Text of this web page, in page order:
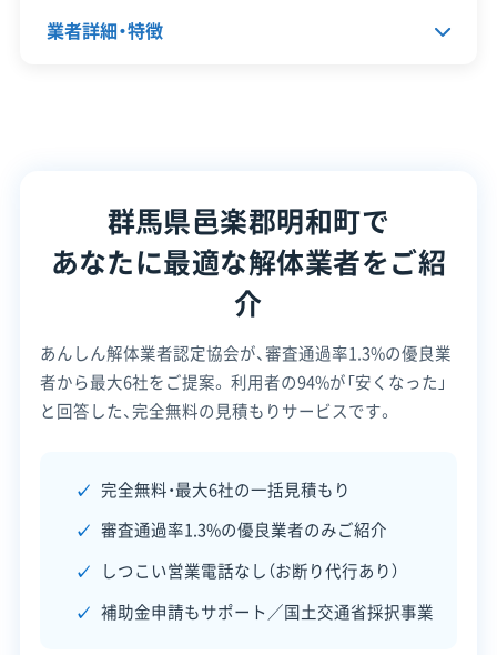
トを組むことができます。
市街地が抱える空き家問題という、
二つの側面を理解することが大切
です。特に、地盤の弱さによる地中
障害物のリスクや、冬の強烈な「か
らっ風」への専門的な安全対策は欠
かせません。この地域の特性をよく
業者詳細・特徴
2022年4月
資本金 500万円
0276-84-5681
営業時間 9:00～17:00
営業日 月・火・水・木・金・土
建物構造
公式HP 公式サイトを見る
群馬県邑楽郡明和町で
あなたに最適な解体業者をご紹
介
あんしん解体業者認定協会が、審査通過率1.3%の優良業
者から最大6社をご提案。 利用者の94%が「安くなった」
と回答した、完全無料の見積もりサービスです。
完全無料・最大6社の一括見積もり
審査通過率1.3%の優良業者のみご紹介
しつこい営業電話なし（お断り代行あり）
補助金申請もサポート／国土交通省採択事業